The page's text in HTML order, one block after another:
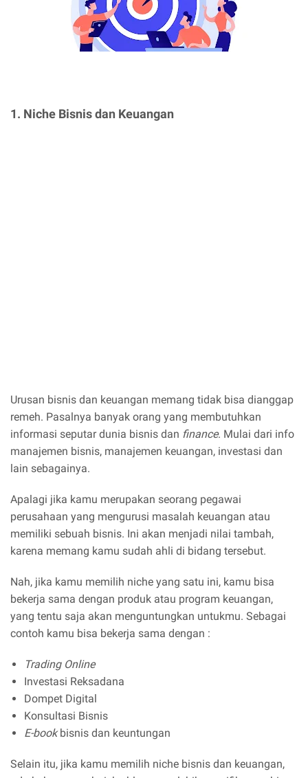
1. Niche Bisnis dan Keuangan
Urusan bisnis dan keuangan memang tidak bisa dianggap
remeh. Pasalnya banyak orang yang membutuhkan
informasi seputar dunia bisnis dan finance. Mulai dari info
manajemen bisnis, manajemen keuangan, investasi dan
lain sebagainya.
Apalagi jika kamu merupakan seorang pegawai
perusahaan yang mengurusi masalah keuangan atau
memiliki sebuah bisnis. Ini akan menjadi nilai tambah,
karena memang kamu sudah ahli di bidang tersebut.
Nah, jika kamu memilih niche yang satu ini, kamu bisa
bekerja sama dengan produk atau program keuangan,
yang tentu saja akan menguntungkan untukmu. Sebagai
contoh kamu bisa bekerja sama dengan :
Trading Online
Investasi Reksadana
Dompet Digital
Konsultasi Bisnis
E-bookbisnis dan keuntungan
Selain itu, jika kamu memilih niche bisnis dan keuangan,